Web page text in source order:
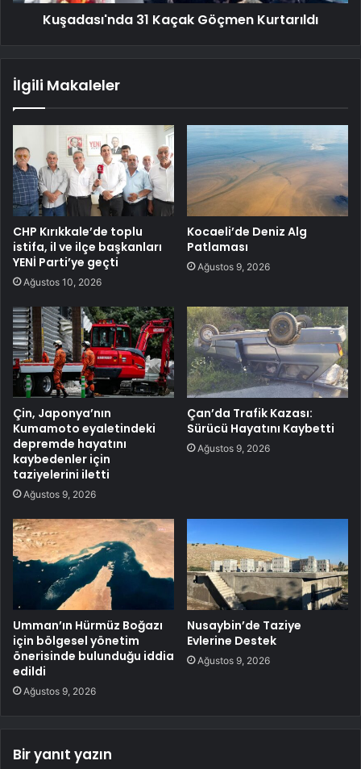
Kuşadası'nda 31 Kaçak Göçmen Kurtarıldı
İlgili Makaleler
CHP Kırıkkale’de toplu
istifa, il ve ilçe başkanları
YENİ Parti’ye geçti
Ağustos 10, 2026
Kocaeli’de Deniz Alg
Patlaması
Ağustos 9, 2026
Çin, Japonya’nın
Kumamoto eyaletindeki
depremde hayatını
kaybedenler için
taziyelerini iletti
Ağustos 9, 2026
Çan’da Trafik Kazası:
Sürücü Hayatını Kaybetti
Ağustos 9, 2026
Umman’ın Hürmüz Boğazı
için bölgesel yönetim
önerisinde bulunduğu iddia
edildi
Ağustos 9, 2026
Nusaybin’de Taziye
Evlerine Destek
Ağustos 9, 2026
Bir yanıt yazın